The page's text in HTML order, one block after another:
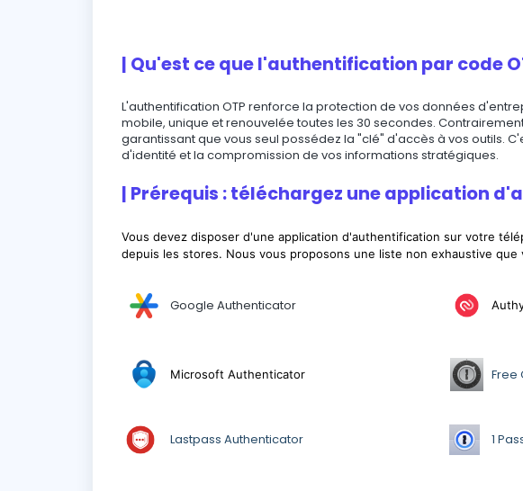
| Qu'est ce que l'authentification par code
L'authentification OTP renforce la protection de vos données
mobile, unique et renouvelée toutes les 30 secondes.
garantissant que vous seul possédez la "clé" d'accès à vos outils.
d'identité et la compromission de vos informations stratégiques.
| Prérequis : téléchargez une application
Vous devez disposer d'une application d'authentification sur votre
depuis les stores. Nous vous proposons une liste non exhaustive
Google Authenticator
Microsoft Authenticator Free
Lastpass Authenticator 1